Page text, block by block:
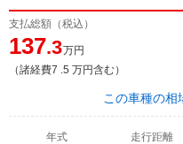
支払総額（税込）
137.3万円
（諸経費7 .5 万円含む）
この車種の相
年式 走行距離